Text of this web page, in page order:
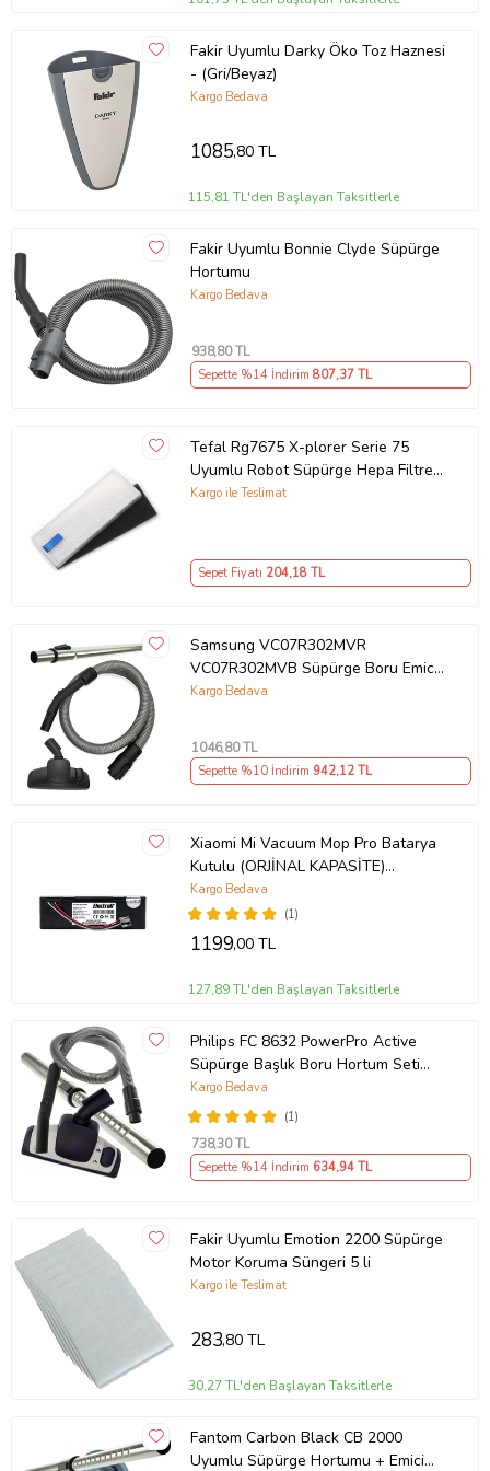
Fakir Uyumlu Darky Öko Toz Haznesi
- (Gri/Beyaz)
Kargo Bedava
1085,80 TL
115,81 TL'den Başlayan Taksitlerle
Fakir Uyumlu Bonnie Clyde Süpürge
Hortumu
Kargo Bedava
938,80 TL
Sepette %14 İndirim 807,37 TL
Tefal Rg7675 X-plorer Serie 75
Uyumlu Robot Süpürge Hepa Filtre
Aksesuarı
Kargo ile Teslimat
Sepet Fiyatı 204,18 TL
Samsung VC07R302MVR
VC07R302MVB Süpürge Boru Emici
Hortum Seti
Kargo Bedava
1046,80 TL
Sepette %10 İndirim 942,12 TL
Xiaomi Mi Vacuum Mop Pro Batarya
Kutulu (ORJİNAL KAPASİTE)
3.200mah Robot Süpürge Bataryası
(1)
Kargo Bedava
1199,00 TL
127,89 TL'den Başlayan Taksitlerle
Philips FC 8632 PowerPro Active
Süpürge Başlık Boru Hortum Seti
Uyumlu
(1)
Kargo Bedava
738,30 TL
Sepette %14 İndirim 634,94 TL
Fakir Uyumlu Emotion 2200 Süpürge
Motor Koruma Süngeri 5 li
Kargo ile Teslimat
283,80 TL
30,27 TL'den Başlayan Taksitlerle
Fantom Carbon Black CB 2000
Uyumlu Süpürge Hortumu + Emici